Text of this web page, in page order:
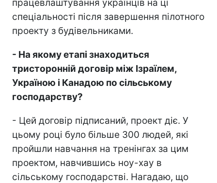
працевлаштування українців на ці
спеціальності після завершення пілотного
проекту з будівельниками.
- На якому етапі знаходиться
тристоронній договір між Ізраїлем,
Україною і Канадою по сільському
господарству?
- Цей договір підписаний, проект діє. У
цьому році було більше 300 людей, які
пройшли навчання на тренінгах за цим
проектом, навчившись ноу-хау в
сільському господарстві. Нагадаю, що